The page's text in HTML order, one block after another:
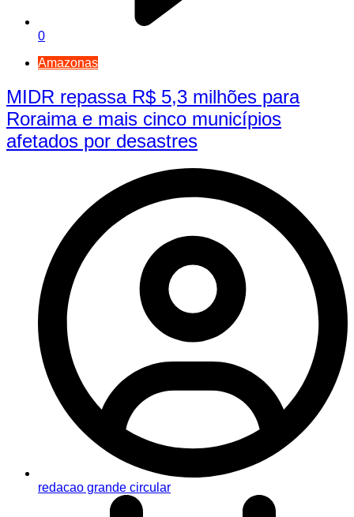
0
Amazonas
MIDR repassa R$ 5,3 milhões para
Roraima e mais cinco municípios
afetados por desastres
redacao grande circular